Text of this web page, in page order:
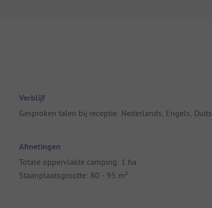
Verblijf
Gesproken talen bij receptie: Nederlands, Engels, Duits
Afmetingen
Totale oppervlakte camping: 1 ha
Staanplaatsgrootte: 80 - 95 m²